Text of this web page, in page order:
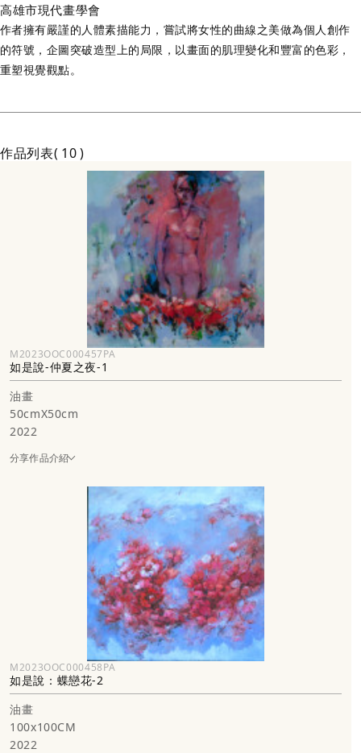
高雄市現代畫學會
作者擁有嚴謹的人體素描能力，嘗試將女性的曲線之美做為個人創作
的符號，企圖突破造型上的局限，以畫面的肌理變化和豐富的色彩，
重塑視覺觀點。
作品列表 10
M2023OOC000457PA
如是說-仲夏之夜-1
油畫
50cmX50cm
2022
分享作品介紹
M2023OOC000458PA
如是說：蝶戀花-2
油畫
100x100CM
2022